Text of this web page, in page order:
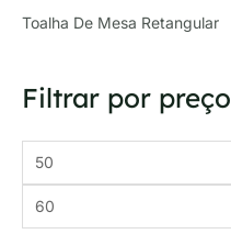
Toalha De Mesa Retangular
Filtrar por preço